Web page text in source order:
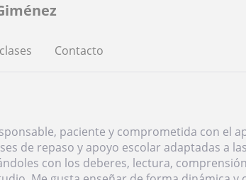
Contacto
paciente y comprometida con el
de repaso y apoyo escolar adaptadas a
con los deberes, lectura,